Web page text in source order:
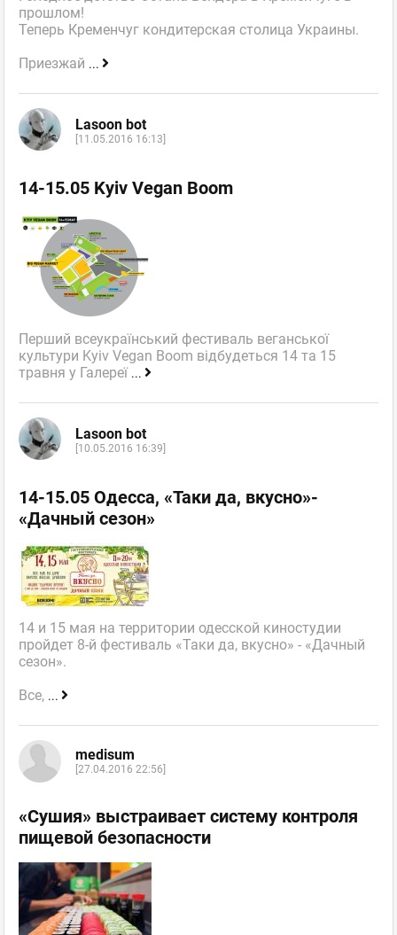
прошлом!
Теперь Кременчуг кондитерская столица Украины.
Приезжай ...
Lasoon bot
[11.05.2016 16:13]
14-15.05 Kyiv Vegan Boom
Перший всеукраїнський фестиваль веганської
культури Kyiv Vegan Boom відбудеться 14 та 15
травня у Галереї ...
Lasoon bot
[10.05.2016 16:39]
14-15.05 Одесса, «Таки да, вкусно»-
«Дачный сезон»
14 и 15 мая на территории одесской киностудии
пройдет 8-й фестиваль «Таки да, вкусно» - «Дачный
сезон».
Все, ...
medisum
[27.04.2016 22:56]
«Сушия» выстраивает систему контроля
пищевой безопасности